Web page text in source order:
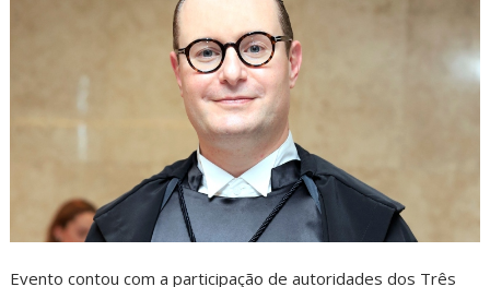
Evento contou com a participação de autoridades dos Três